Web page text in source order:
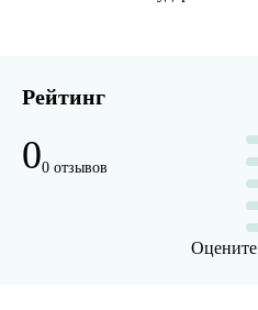
Рейтинг
00 отзывов
Оцените